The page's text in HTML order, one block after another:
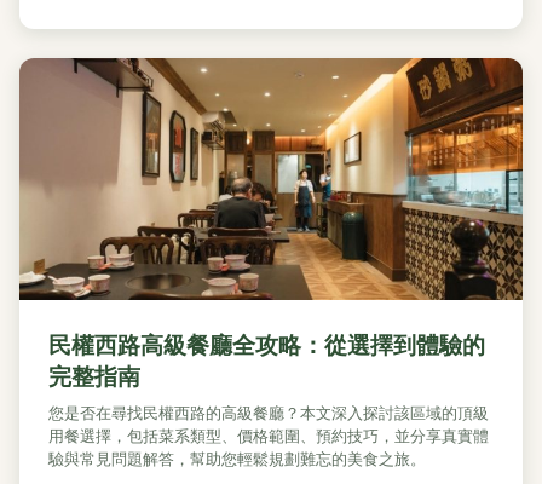
民權西路高級餐廳全攻略：從選擇到體驗的
完整指南
您是否在尋找民權西路的高級餐廳？本文深入探討該區域的頂級
用餐選擇，包括菜系類型、價格範圍、預約技巧，並分享真實體
驗與常見問題解答，幫助您輕鬆規劃難忘的美食之旅。